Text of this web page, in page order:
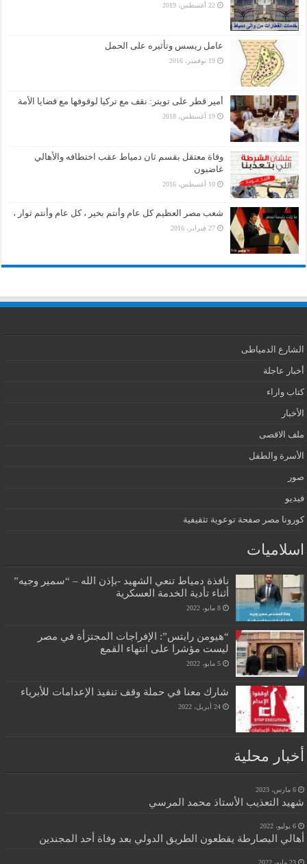
22 أغسطس، 2019
عامل ريسس وتأثيره على الحمل
19 نوفمبر، 2016
أمير قطر على تويتر: نقف مع تركيا لوقوفها مع قضايا الأمة
19 أغسطس، 2018
وفاة معتقل بقسم ثان دمياط عقب اختطافه والأهالي
غاضبون
10 أغسطس، 2016
شعب مصر العظيم كل عام وأنتم بخير ، كل عام وأنتم ثوار ،
27 فبراير، 2016
الشارع الدمياطى
أخبار عاجلة
كتاب واراء
الأخبار
ملف الاقصى
الأسرة والطفل
صور
فيديو
كورونا مصر صفحة توعوية تثقيفية
اسلاميات
نافذة دمياط تنعي الشهيد -بإذن الله – “سمير وجيه”
أثناء تأدية الخدمة العسكرية
8 مايو، 2022
“هيومن رايتس”: الإفراجات المجتزأة في مصر
ليست مؤشرا على انتهاء القمع
5 مايو، 2022
شارك معنا في حملة وقف تنفيذ الإعدامات للأبرياء
24 أبريل، 2022
أخبار محلية
6 مارس، 2023
شهيد التعذيب الأستاذ محمد المرسي
6 يوليو، 2022
أهالي البصارطة يقطعون الطريق الدولي بعد وفاة أحد المجندين
23 مايو، 2022